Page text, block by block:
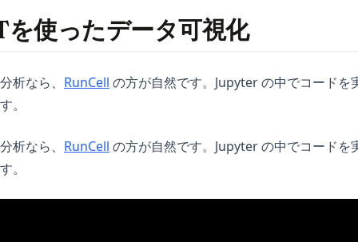
を使ったデータ可視化
析なら、 RunCell (opens in a new tab)
の方が自然です。Jupyter の中でコードを
。
析なら、 RunCell (opens in a new tab)
の方が自然です。Jupyter の中でコードを
。